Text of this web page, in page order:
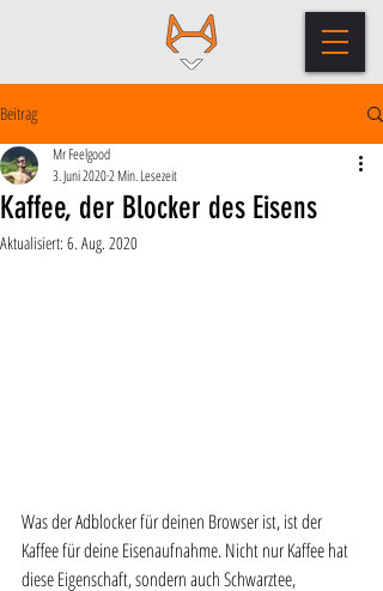
Beitrag
Kaffee, der Blocker des Eisens
Mr Feelgood
3. Juni 20202 Min. Lesezeit
Aktualisiert: 6. Aug. 2020
Was der Adblocker für deinen Browser ist, ist der
Kaffee für deine Eisenaufnahme. Nicht nur Kaffee hat
diese Eigenschaft, sondern auch Schwarztee,